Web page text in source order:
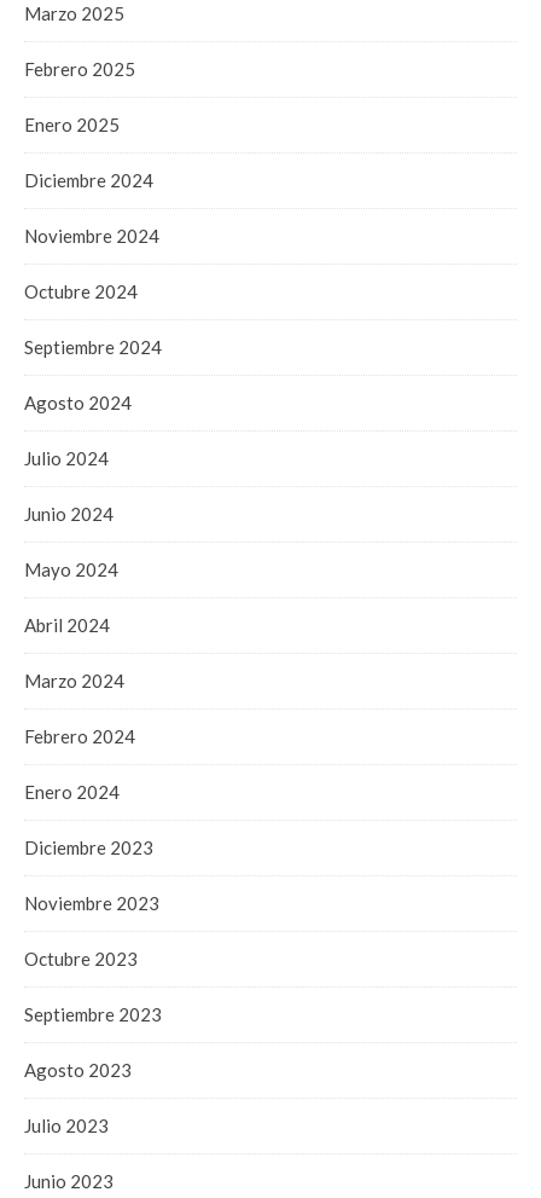
Marzo 2025
Febrero 2025
Enero 2025
Diciembre 2024
Noviembre 2024
Octubre 2024
Septiembre 2024
Agosto 2024
Julio 2024
Junio 2024
Mayo 2024
Abril 2024
Marzo 2024
Febrero 2024
Enero 2024
Diciembre 2023
Noviembre 2023
Octubre 2023
Septiembre 2023
Agosto 2023
Julio 2023
Junio 2023